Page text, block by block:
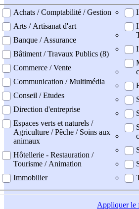
professionel
Achats / Comptabilité / Gestion
Arts / Artisanat d'art
Banque / Assurance
Bâtiment / Travaux Publics (8)
Commerce / Vente
Communication / Multimédia
Conseil / Etudes
Direction d'entreprise
Espaces verts et naturels /
Agriculture / Pêche / Soins aux
animaux
Hôtellerie - Restauration /
Tourisme / Animation
Immobilier
Appliquerle